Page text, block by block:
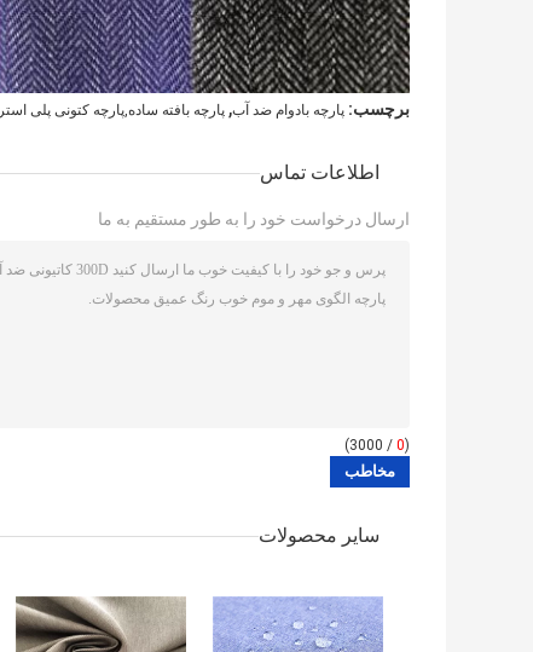
برچسب: پارچه بادوام ضد آب, پارچه بافته ساده,پارچه کتونی پلی استر
اطلاعات تماس
ارسال درخواست خود را به طور مستقیم به ما
(
0
/ 3000)
سایر محصولات